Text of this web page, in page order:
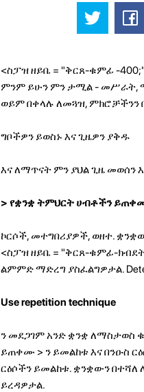
<ስፓዝ ዘይቤ = "ቅርጸ-ቁምፊ -
ምንም ይሁን ምን ታሚል - መሥራት,
ወይም በቀላሉ ለመጓዝ, ምክሮቻችንን
ግቦችዎን ይወስኑ እና ጊዜዎን ያቅዱ
እና ለማጥናት ምን ያህል ጊዜ
> የቋንቋ ትምህርት ሀብቶችን
ኮርሶች, መተግበሪያዎች, ወዘተ.
<ስፓዝ ዘይቤ = "ቅርጸ-ቁምፊ-
ልምምድ ማድረግ ያስፈልግዎታል.
Use repetition technique
ን መደጋገም አንድ ቋንቋ ለማስታወስ
ይጠቀሙ > ን ይመልከቱ እና በንዑስ
ርዕሶችን ይመልከቱ. ቋንቋውን
ይረዳዎታል.